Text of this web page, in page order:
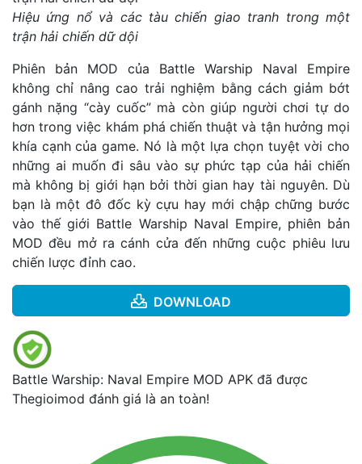
Hiệu ứng nổ và các tàu chiến giao tranh trong một
trận hải chiến dữ dội
Phiên bản MOD của Battle Warship Naval Empire
không chỉ nâng cao trải nghiệm bằng cách giảm bớt
gánh nặng “cày cuốc” mà còn giúp người chơi tự do
hơn trong việc khám phá chiến thuật và tận hưởng mọi
khía cạnh của game. Nó là một lựa chọn tuyệt vời cho
những ai muốn đi sâu vào sự phức tạp của hải chiến
mà không bị giới hạn bởi thời gian hay tài nguyên. Dù
bạn là một đô đốc kỳ cựu hay mới chập chững bước
vào thế giới Battle Warship Naval Empire, phiên bản
MOD đều mở ra cánh cửa đến những cuộc phiêu lưu
chiến lược đỉnh cao.
DOWNLOAD
Battle Warship: Naval Empire MOD APK đã được
Thegioimod đánh giá là an toàn!